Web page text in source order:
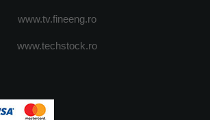
www.tv.fineeng.ro
www.techstock.ro